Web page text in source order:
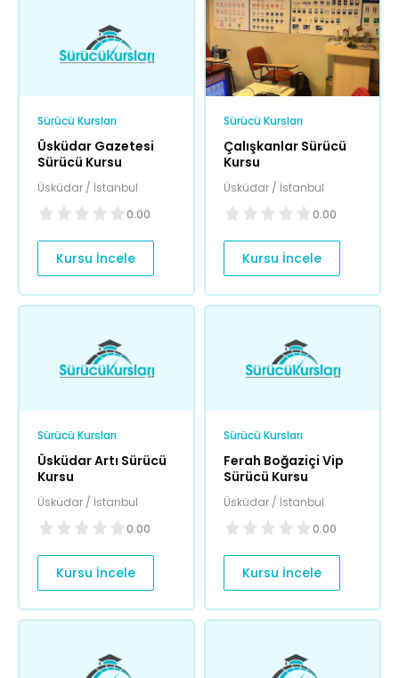
Sürücü Kursları
Üsküdar Gazetesi
Sürücü Kursu
Üsküdar / İstanbul
0.00
Kursu İncele
Sürücü Kursları
Çalışkanlar Sürücü
Kursu
Üsküdar / İstanbul
0.00
Kursu İncele
Sürücü Kursları
Üsküdar Artı Sürücü
Kursu
Üsküdar / İstanbul
0.00
Kursu İncele
Sürücü Kursları
Ferah Boğaziçi Vip
Sürücü Kursu
Üsküdar / İstanbul
0.00
Kursu İncele